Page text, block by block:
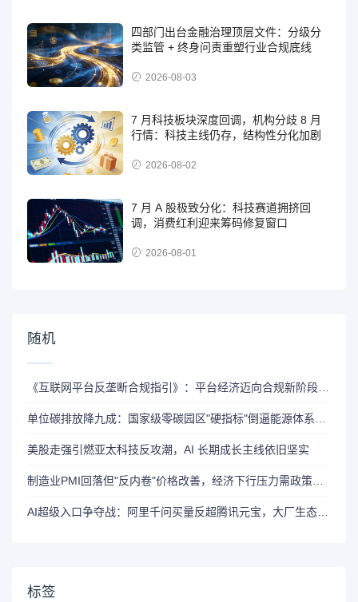
四部门出台金融治理顶层文件：分级分
类监管 + 终身问责重塑行业合规底线
2026-08-03
7 月科技板块深度回调，机构分歧 8 月
行情：科技主线仍存，结构性分化加剧
2026-08-02
7 月 A 股极致分化：科技赛道拥挤回
调，消费红利迎来筹码修复窗口
2026-08-01
随机
《互联网平台反垄断合规指引》：平台经济迈向合规新阶段的里程碑
单位碳排放降九成：国家级零碳园区"硬指标"倒逼能源体系重构
美股走强引燃亚太科技反攻潮，AI 长期成长主线依旧坚实
制造业PMI回落但"反内卷"价格改善，经济下行压力需政策加码
AI超级入口争夺战：阿里千问买量反超腾讯元宝，大厂生态竞争白热化
标签